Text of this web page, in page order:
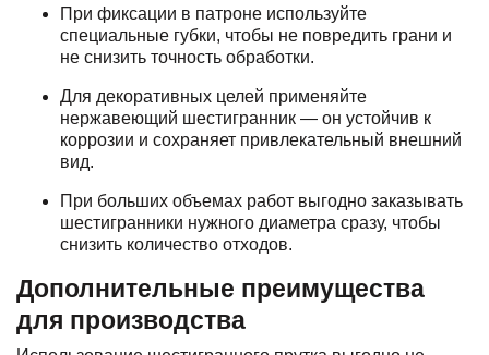
При фиксации в патроне используйте
специальные губки, чтобы не повредить грани и
не снизить точность обработки.
Для декоративных целей применяйте
нержавеющий шестигранник — он устойчив к
коррозии и сохраняет привлекательный внешний
вид.
При больших объемах работ выгодно заказывать
шестигранники нужного диаметра сразу, чтобы
снизить количество отходов.
Дополнительные преимущества
для производства